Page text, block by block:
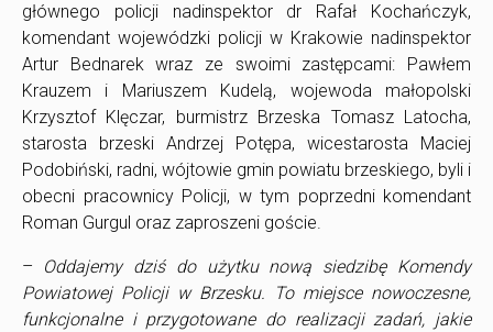
głównego policji nadinspektor dr Rafał Kochańczyk,
komendant wojewódzki policji w Krakowie nadinspektor
Artur Bednarek wraz ze swoimi zastępcami: Pawłem
Krauzem i Mariuszem Kudelą, wojewoda małopolski
Krzysztof Klęczar, burmistrz Brzeska Tomasz Latocha,
starosta brzeski Andrzej Potępa, wicestarosta Maciej
Podobiński, radni, wójtowie gmin powiatu brzeskiego, byli i
obecni pracownicy Policji, w tym poprzedni komendant
Roman Gurgul oraz zaproszeni goście.
–
Oddajemy dziś do użytku nową siedzibę Komendy
Powiatowej Policji w Brzesku. To miejsce nowoczesne,
funkcjonalne i przygotowane do realizacji zadań, jakie